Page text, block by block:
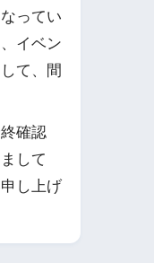
ってい
イベン
て、間
確認
して
し上げ